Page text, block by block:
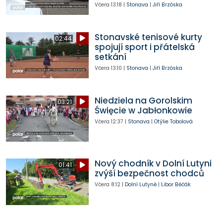
Včera 13:18 | Stonava | Jiří Brzóska
02:44
Stonavské tenisové kurty
spojují sport i přátelská
setkání
Včera 13:10 | Stonava | Jiří Brzóska
03:21
Niedziela na Gorolskim
Święcie w Jabłonkowie
Včera 12:37 | Stonava | Otýlie Tobolová
01:41
Nový chodník v Dolní Lutyni
zvýší bezpečnost chodců
Včera 8:12| Dolní Lutyně| Libor Běčák